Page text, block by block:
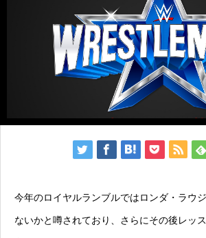
今年のロイヤルランブルではロンダ・ラウ
ないかと噂されており、さらにその後レッ